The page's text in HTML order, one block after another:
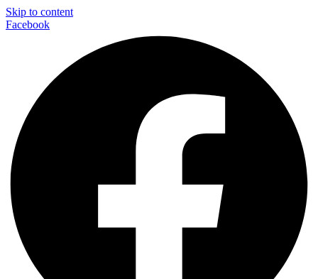
Skip to content
Facebook